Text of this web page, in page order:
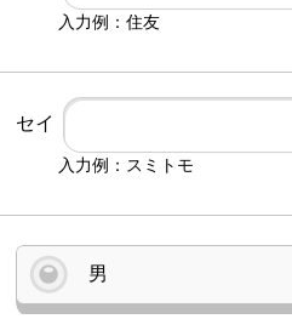
入力例：住友
セイ
入力例：スミトモ
男